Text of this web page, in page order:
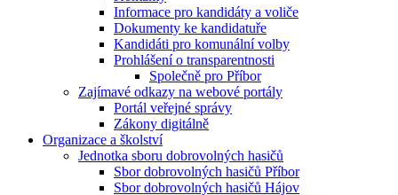
Informace pro kandidáty a voliče
Dokumenty ke kandidatuře
Kandidáti pro komunální volby
Prohlášení o transparentnosti
Společně pro Příbor
Zajímavé odkazy na webové portály
Portál veřejné správy
Zákony digitálně
Organizace a školství
Jednotka sboru dobrovolných hasičů
Sbor dobrovolných hasičů Příbor
Sbor dobrovolných hasičů Hájov